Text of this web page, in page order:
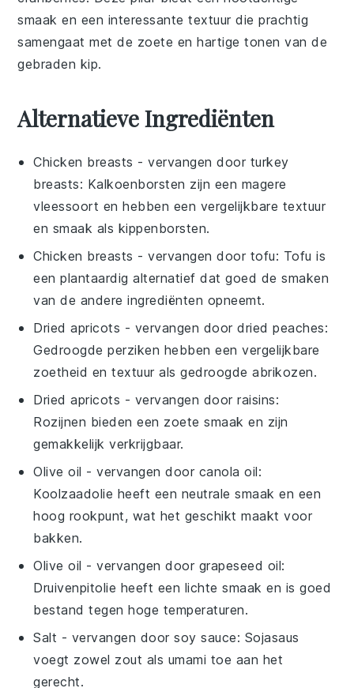
smaak en een interessante textuur die prachtig
samengaat met de zoete en hartige tonen van de
gebraden kip.
Alternatieve Ingrediënten
Chicken breasts - vervangen door turkey
breasts: Kalkoenborsten zijn een magere
vleessoort en hebben een vergelijkbare textuur
en smaak als kippenborsten.
Chicken breasts - vervangen door tofu: Tofu is
een plantaardig alternatief dat goed de smaken
van de andere ingrediënten opneemt.
Dried apricots - vervangen doordried peaches:
Gedroogde perziken hebben een vergelijkbare
zoetheid en textuur als gedroogde abrikozen.
Dried apricots - vervangen doorraisins:
Rozijnen bieden een zoete smaak en zijn
gemakkelijk verkrijgbaar.
Olive oil - vervangen door canola oil:
Koolzaadolie heeft een neutrale smaak en een
hoog rookpunt, wat het geschikt maakt voor
bakken.
Olive oil - vervangen door grapeseed oil:
Druivenpitolie heeft een lichte smaak en is goed
bestand tegen hoge temperaturen.
Salt - vervangen doorsoy sauce: Sojasaus
voegt zowel zout als umami toe aan het
gerecht.